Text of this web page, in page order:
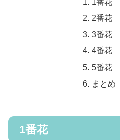
2番花
3番花
4番花
5番花
まとめ
1番花